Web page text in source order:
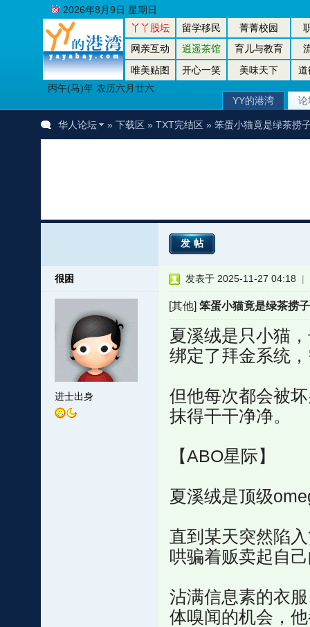
丫丫股坛 留学移民 菁菁校园
网亲互动
逍遥茶馆 育儿与教育
唯美贴图
开心一笑 美味天下
道
丙午(马)年 农历六月廿六
2026年8月9日 星期日
YY的港湾 论
华人论坛 » 下载区» TXT完结区» 笨蛋小猫竟是绿茶捞
发帖
很困
进士出身
发表于 2025-11-27 04:18 |
者
[其他]笨蛋小猫竟是绿茶捞
夏溪绒是只小猫
绑定了拜金系统
但他每次都会被
抹得干干净净。
【ABO星际】
夏溪绒是顶级
直到某天突然陷
哄骗着贩卖起自
沾满信息素的衣
体嗅闻的机会，